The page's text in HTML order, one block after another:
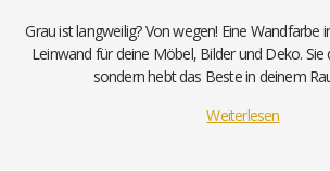
Grau ist langweilig? Von wegen! Eine Wandfarbe
Leinwand für deine Möbel, Bilder und Deko.
sondern hebt das Beste in deinem
Weiterlesen